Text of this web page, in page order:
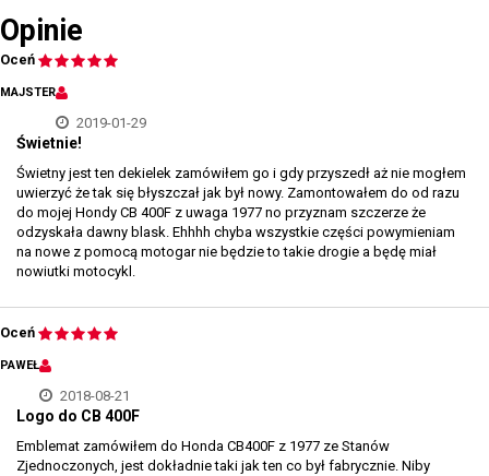
Opinie
Oceń
MAJSTER
2019-01-29
Świetnie!
Świetny jest ten dekielek zamówiłem go i gdy przyszedł aż nie mogłem
uwierzyć że tak się błyszczał jak był nowy. Zamontowałem do od razu
do mojej Hondy CB 400F z uwaga 1977 no przyznam szczerze że
odzyskała dawny blask. Ehhhh chyba wszystkie części powymieniam
na nowe z pomocą motogar nie będzie to takie drogie a będę miał
nowiutki motocykl.
Oceń
PAWEŁ
2018-08-21
Logo do CB 400F
Emblemat zamówiłem do Honda CB400F z 1977 ze Stanów
Zjednoczonych, jest dokładnie taki jak ten co był fabrycznie. Niby